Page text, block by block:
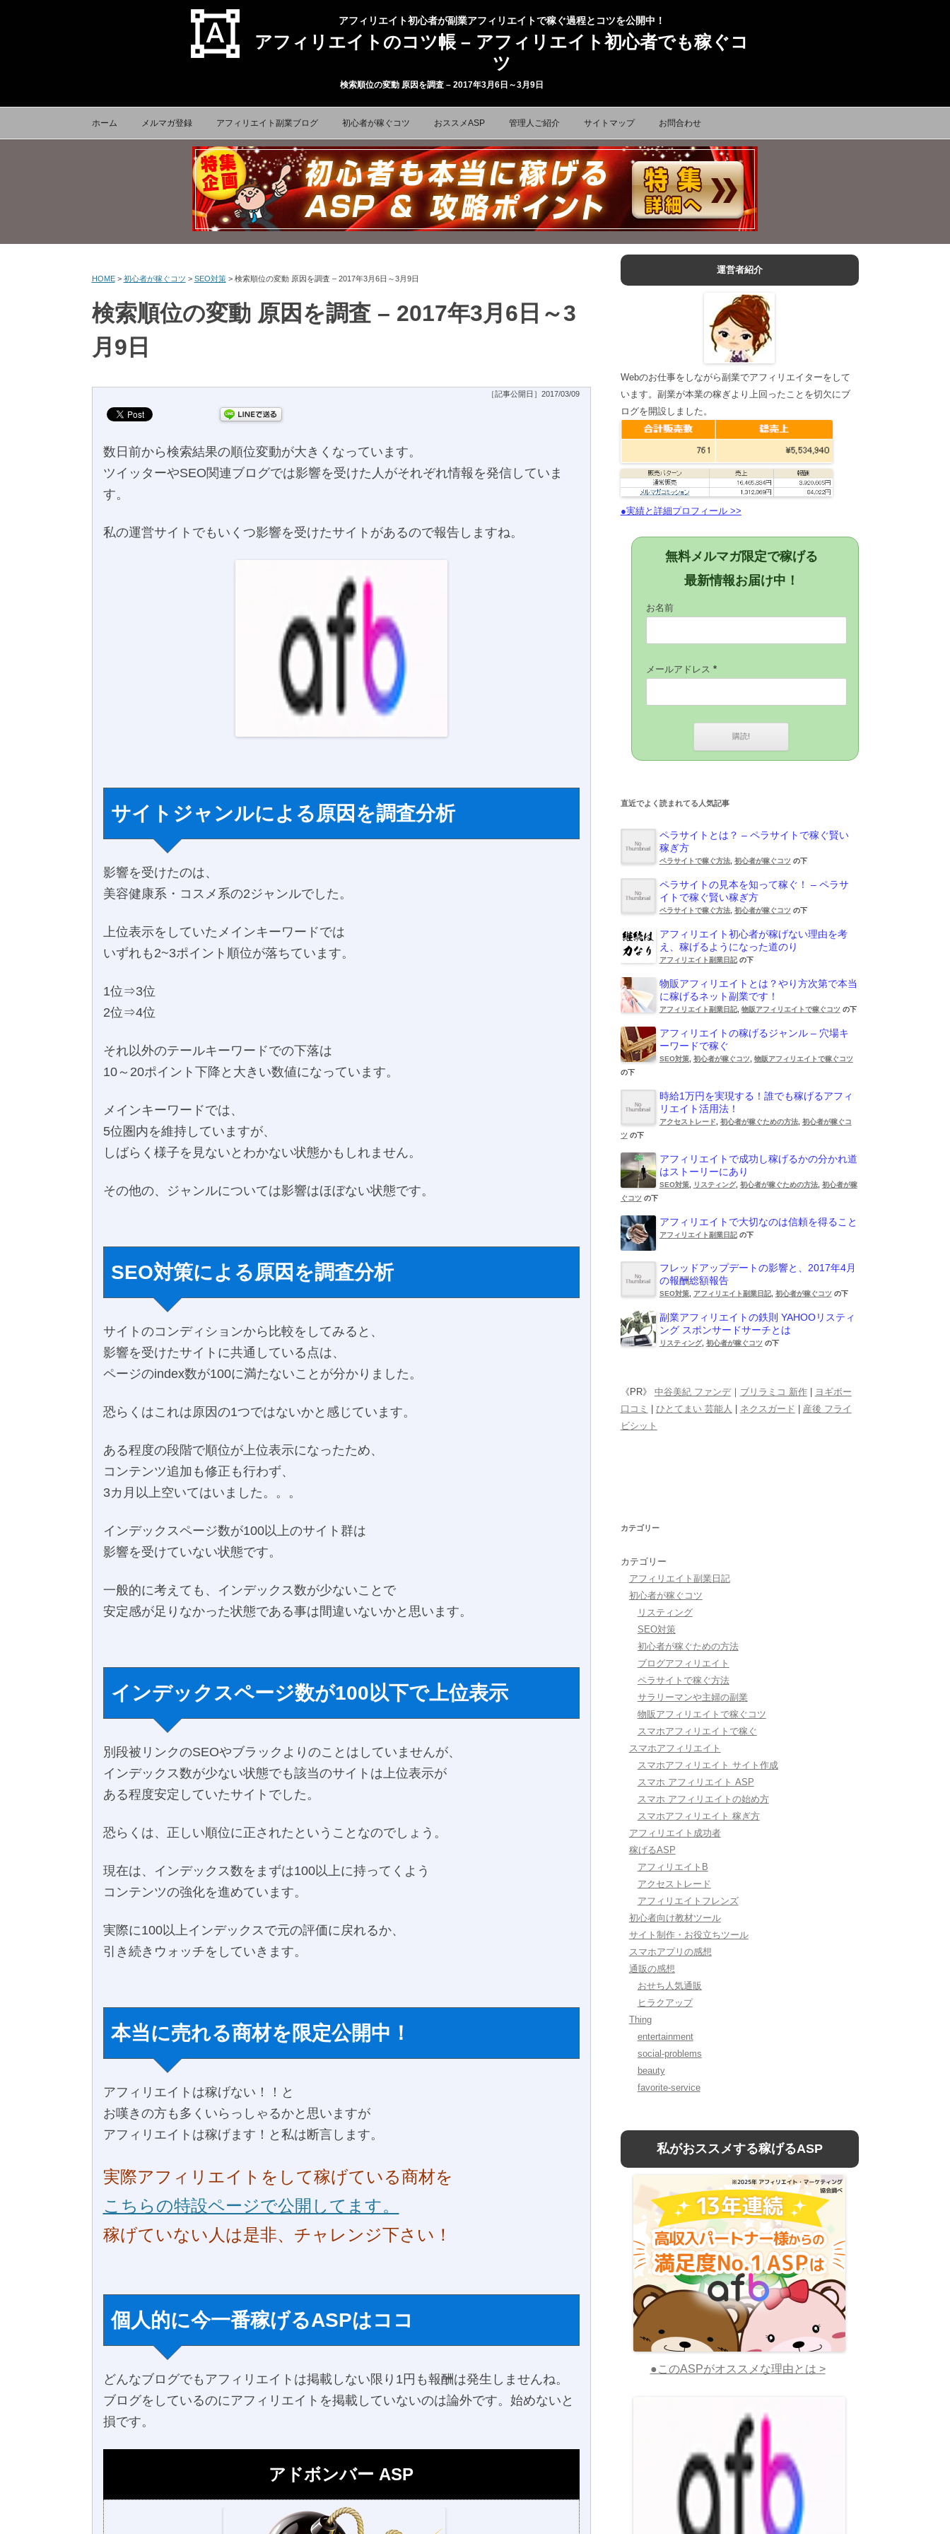
format_shapes アフィリエイト初心者が副業アフィリエイトで稼ぐ過程とコツを公開中！
アフィリエイトのコツ帳 – アフィリエイト初心者でも稼ぐコ
ツ
検索順位の変動 原因を調査 – 2017年3月6日～3月9日
コンテンツへ移動
ホーム メルマガ登録 アフィリエイト副業ブログ 初心者が稼ぐコツ おススメASP 管理人ご紹介 サイトマップ お問合わせ
HOME> 初心者が稼ぐコツ > SEO対策> 検索順位の変動 原因を調査 – 2017年3月6日～3月9日
検索順位の変動 原因を調査 – 2017年3月6日～3
月9日
［記事公開日］2017/03/09
数日前から検索結果の順位変動が大きくなっています。
ツイッターやSEO関連ブログでは影響を受けた人がそれぞれ情報を発信していま
す。
私の運営サイトでもいくつ影響を受けたサイトがあるので報告しますね。
サイトジャンルによる原因を調査分析
影響を受けたのは、
美容健康系・コスメ系の2ジャンルでした。
上位表示をしていたメインキーワードでは
いずれも2~3ポイント順位が落ちています。
1位⇒3位
2位⇒4位
それ以外のテールキーワードでの下落は
10～20ポイント下降と大きい数値になっています。
メインキーワードでは、
5位圏内を維持していますが、
しばらく様子を見ないとわかない状態かもしれません。
その他の、ジャンルについては影響はほぼない状態です。
SEO対策による原因を調査分析
サイトのコンディションから比較をしてみると、
影響を受けたサイトに共通している点は、
ページのindex数が100に満たないことが分かりました。
恐らくはこれは原因の1つではないかと感じています。
ある程度の段階で順位が上位表示になったため、
コンテンツ追加も修正も行わず、
3カ月以上空いてはいました。。。
インデックスページ数が100以上のサイト群は
影響を受けていない状態です。
一般的に考えても、インデックス数が少ないことで
安定感が足りなかった状態である事は間違いないかと思います。
インデックスページ数が100以下で上位表示
別段被リンクのSEOやブラックよりのことはしていませんが、
インデックス数が少ない状態でも該当のサイトは上位表示が
ある程度安定していたサイトでした。
恐らくは、正しい順位に正されたということなのでしょう。
現在は、インデックス数をまずは100以上に持ってくよう
コンテンツの強化を進めています。
実際に100以上インデックスで元の評価に戻れるか、
引き続きウォッチをしていきます。
本当に売れる商材を限定公開中！
アフィリエイトは稼げない！！と
お嘆きの方も多くいらっしゃるかと思いますが
アフィリエイトは稼げます！と私は断言します。
実際アフィリエイトをして稼げている商材を
こちらの特設ページで公開してます。
稼げていない人は是非、チャレンジ下さい！
個人的に今一番稼げるASPはココ
どんなブログでもアフィリエイトは掲載しない限り1円も報酬は発生しませんね。
ブログをしているのにアフィリエイトを掲載していないのは論外です。始めないと
損です。
アドボンバー ASP
運営者紹介
Webのお仕事をしながら副業でアフィリエイターをして
います。副業が本業の稼ぎより上回ったことを切欠にブ
ログを開設しました。
●実績と詳細プロフィール >>
無料メルマガ限定で稼げる
最新情報お届け中！
お名前
メールアドレス *
直近でよく読まれてる人気記事
ペラサイトとは？ – ペラサイトで稼ぐ賢い
稼ぎ方
ペラサイトで稼ぐ方法, 初心者が稼ぐコツ の下
ペラサイトの見本を知って稼ぐ！ – ペラサ
イトで稼ぐ賢い稼ぎ方
ペラサイトで稼ぐ方法, 初心者が稼ぐコツ の下
アフィリエイト初心者が稼げない理由を考
え、稼げるようになった道のり
アフィリエイト副業日記の下
物販アフィリエイトとは？やり方次第で本当
に稼げるネット副業です！
アフィリエイト副業日記, 物販アフィリエイトで稼ぐコツ の下
アフィリエイトの稼げるジャンル – 穴場キ
ーワードで稼ぐ
SEO対策, 初心者が稼ぐコツ
物販アフィリエイトで稼ぐコツ
の下
時給1万円を実現する！誰でも稼げるアフィ
リエイト活用法！
アクセストレード 初心者が稼ぐための方法, 初心者が稼ぐコ
ツ の下
アフィリエイトで成功し稼げるかの分かれ道
はストーリーにあり
SEO対策, リスティング, 初心者が稼ぐための方法, 初心者が稼
ぐコツ の下
アフィリエイトで大切なのは信頼を得ること
アフィリエイト副業日記の下
フレッドアップデートの影響と、2017年4月
の報酬総額報告
SEO対策, アフィリエイト副業日記, 初心者が稼ぐコツ の下
副業アフィリエイトの鉄則 YAHOOリスティ
ング スポンサードサーチとは
リスティング, 初心者が稼ぐコツ の下
《PR》 中谷美紀 ファンデ｜ ブリラミコ 新作| ヨギボー
口コミ | ひとてまい 芸能人 | ネクスガード | 産後 フライ
ビシット
カテゴリー
カテゴリー
アフィリエイト副業日記
初心者が稼ぐコツ
リスティング
SEO対策
初心者が稼ぐための方法
ブログアフィリエイト
ペラサイトで稼ぐ方法
サラリーマンや主婦の副業
物販アフィリエイトで稼ぐコツ
スマホアフィリエイトで稼ぐ
スマホアフィリエイト
スマホアフィリエイト サイト作成
スマホ アフィリエイト ASP
スマホ アフィリエイトの始め方
スマホアフィリエイト 稼ぎ方
アフィリエイト成功者
稼げるASP
アフィリエイトB
アクセストレード
アフィリエイトフレンズ
初心者向け教材ツール
サイト制作・お役立ちツール
スマホアプリの感想
通販の感想
おせち人気通販
ヒラクアップ
Thing
entertainment
social-problems
beauty
favorite-service
私がおススメする稼げるASP
●このASPがオススメな理由とは >